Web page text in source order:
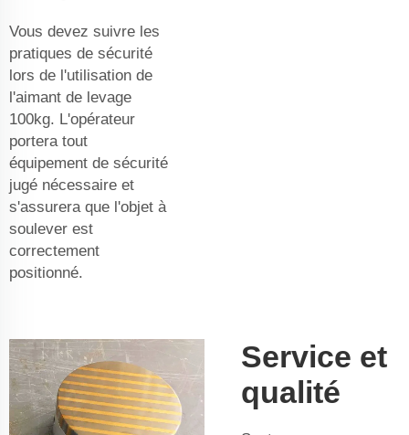
Vous devez suivre les
pratiques de sécurité
lors de l'utilisation de
l'aimant de levage
100kg. L'opérateur
portera tout
équipement de sécurité
jugé nécessaire et
s'assurera que l'objet à
soulever est
correctement
positionné.
Service et
qualité